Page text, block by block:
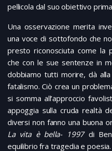
pellicola dal suo obiettivo
Una osservazione merita
una voce di sottofondo che
presto riconosciuta come la
che con le sue sentenze in
dobbiamo tutti morire, dà
fatalismo. Ciò crea un
si somma all’approccio
appoggia sulla cruda realtà
diversi non fanno una buona
La vita è bella- 1997di
equilibrio fra tragedia e poesia.